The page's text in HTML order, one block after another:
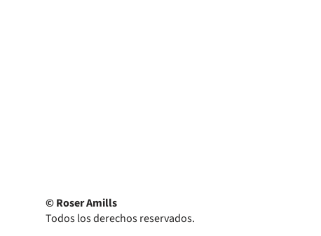
© Roser Amills
Todos los derechos reservados.